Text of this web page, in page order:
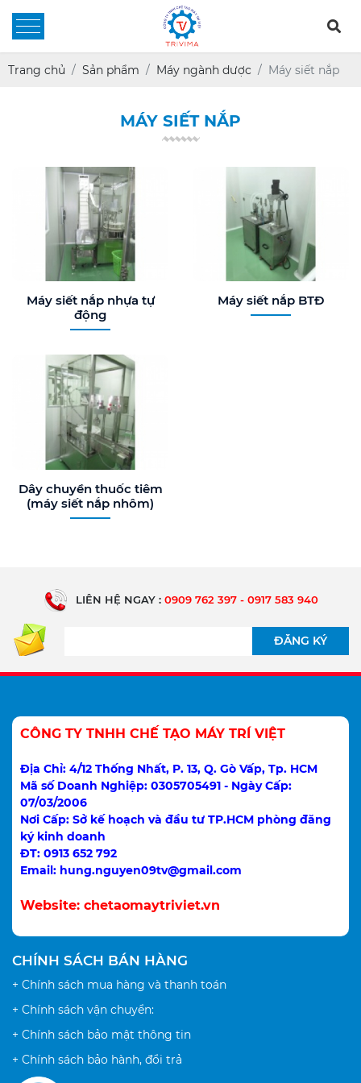
Trang chủ Sản phẩm Máy ngành dược Máy siết nắp
MÁY SIẾT NẮP
Máy siết nắp nhựa tự
động
Máy siết nắp BTĐ
Dây chuyền thuốc tiêm
(máy siết nắp nhôm)
LIÊN HỆ NGAY : 0909 762 397 - 0917 583 940
CÔNG TY TNHH CHẾ TẠO MÁY TRÍ VIỆT
Địa Chỉ: 4/12 Thống Nhất, P. 13, Q. Gò Vấp, Tp. HCM
Mã số Doanh Nghiệp: 0305705491 - Ngày Cấp:
07/03/2006
Nơi Cấp: Sở kế hoạch và đầu tư TP.HCM phòng đăng
ký kinh doanh
ĐT: 0913 652 792
Email: hung.nguyen09tv@gmail.com
Website: chetaomaytriviet.vn
CHÍNH SÁCH BÁN HÀNG
+ Chính sách mua hàng và thanh toán
+ Chính sách vận chuyển:
+ Chính sách bảo mật thông tin
+ Chính sách bảo hành, đổi trả